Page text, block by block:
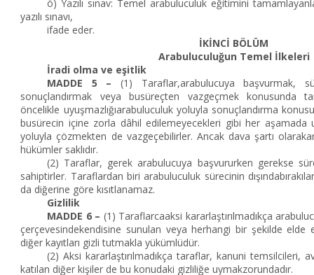
ö) Yazılı sınav: Temel arabuluculuk eğitimini
yazılı sınavı,
ifade eder.
İKİNCİ BÖLÜM
Arabuluculuğun Temel İlkeleri
İradi olma ve eşitlik
MADDE 5 – (1) Taraflar,arabulucuya başvurmak,
sonuçlandırmak veya busüreçten vazgeçmek konusunda
öncelikle uyuşmazlığıarabuluculuk yoluyla sonuçlandırma
busürecin içine zorla dâhil edilemeyecekleri gibi her aşamada
yoluyla çözmekten de vazgeçebilirler. Ancak dava şartı
hükümler saklıdır.
(2) Taraflar, gerek arabulucuya başvururken gerekse
sahiptirler. Taraflardan biri arabuluculuk sürecinin
da diğerine göre kısıtlanamaz.
Gizlilik
MADDE 6 – (1) Taraflarcaaksi kararlaştırılmadıkça
çerçevesindekendisine sunulan veya herhangi bir şekilde elde
diğer kayıtları gizli tutmakla yükümlüdür.
(2) Aksi kararlaştırılmadıkça taraflar, kanuni temsilcileri,
katılan diğer kişiler de bu konudaki gizliliğe uymakzorundadır.